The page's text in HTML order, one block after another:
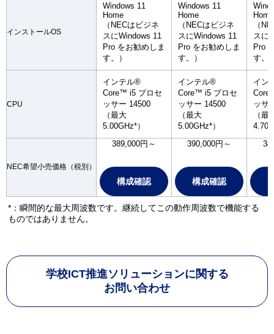
インストールOS
Windows 11
Home
（NECはビジネ
スにWindows 11
Pro をお勧めしま
す。）
Windows 11
Home
（NECはビジネ
スにWindows 11
Pro をお勧めしま
す。）
Home
（
スに
Pro
す。
CPU
インテル®
Core™ i5 プロセ
ッサー 14500
（最大
5.00GHz*）
インテル®
Core™ i5 プロセ
ッサー 14500
（最大
5.00GHz*）
イン
ッサ
（最
NEC希望小売価格（税別）
389,000円～
構成確認
390,000円～
構成確認
*：瞬間的な最大周波数です。継続してこの動作周波数で機能する
ものではありません。
学校ICT推進ソリューションに関する
お問い合わせ